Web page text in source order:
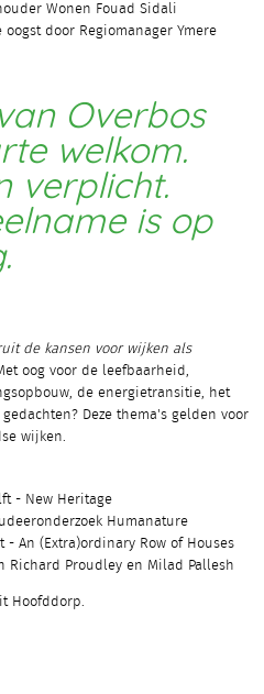
Wonen Fouad Sidali
door Regiomanager Ymere
Overbos
welkom.
verplicht.
is op
de kansen voor wijken als
oog voor de leefbaarheid,
de energietransitie, het
Deze thema's gelden voor
wijken.
- New Heritage
Humanature
- An (Extra)ordinary Row of Houses
Richard Proudley en Milad Pallesh
Hoofddorp.